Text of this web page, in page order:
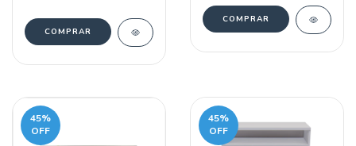
COMPRAR
COMPRAR
45%
OFF
45%
OFF